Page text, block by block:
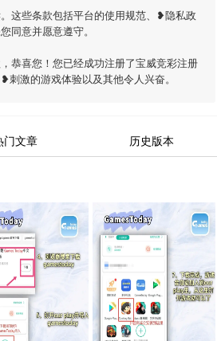
这些条款包括平台的使用规范、❥隐私政
同意并愿意遵守。
恭喜您！您已经成功注册了宝威竞彩注册
激的游戏体验以及其他令人兴奋。
门文章 历史版本